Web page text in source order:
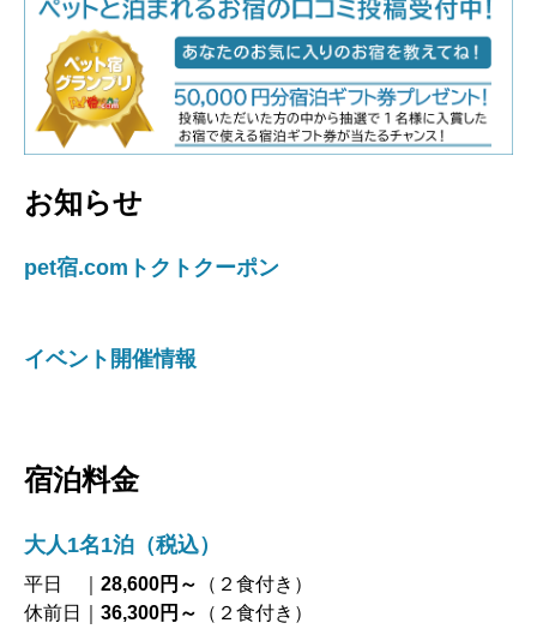
お知らせ
pet宿.comトクトクーポン
イベント開催情報
宿泊料金
大人1名1泊（税込）
平日 ｜ 28,600円～
（２食付き）
休前日｜ 36,300円～
（２食付き）